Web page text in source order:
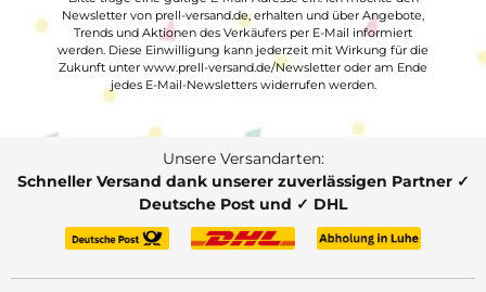
Newsletter von prell-versand.de, erhalten und über Angebote,
Trends und Aktionen des Verkäufers per E-Mail informiert
werden. Diese Einwilligung kann jederzeit mit Wirkung für die
Zukunft unter www.prell-versand.de/Newsletter oder am Ende
jedes E-Mail-Newsletters widerrufen werden.
Unsere Versandarten:
Schneller Versand dank unserer zuverlässigen Partner ✓
Deutsche Post und ✓ DHL